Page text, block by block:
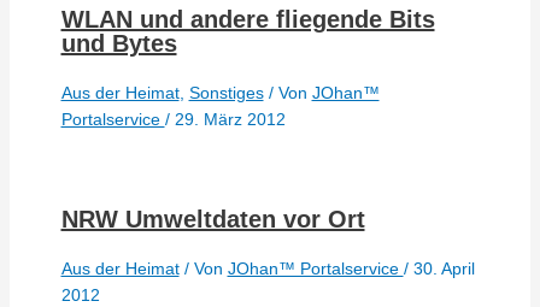
WLAN und andere fliegende Bits
und Bytes
Aus der Heimat, Sonstiges/ Von JOhan™
Portalservice / 29. März 2012
NRW Umweltdaten vor Ort
Aus der Heimat/ Von JOhan™ Portalservice / 30. April
2012